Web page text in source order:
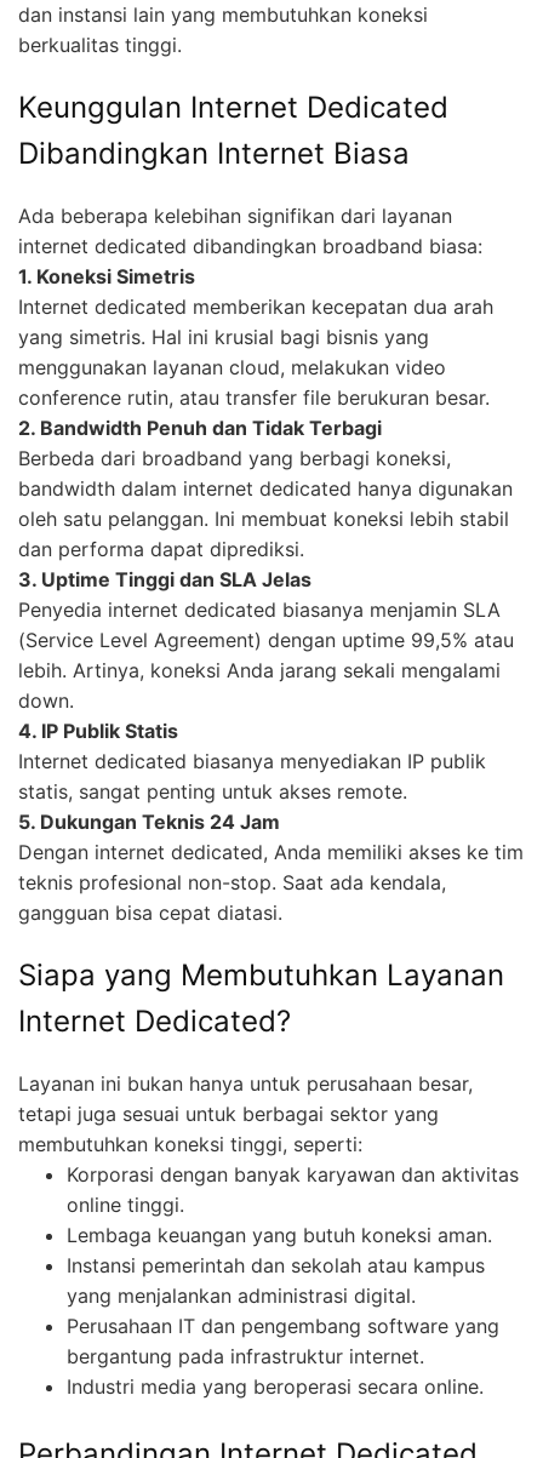
dan instansi lain yang membutuhkan koneksi
berkualitas tinggi.
Keunggulan Internet Dedicated
Dibandingkan Internet Biasa
Ada beberapa kelebihan signifikan dari layanan
internet dedicated dibandingkan broadband biasa:
1. Koneksi Simetris
Internet dedicated memberikan kecepatan dua arah
yang simetris. Hal ini krusial bagi bisnis yang
menggunakan layanan cloud, melakukan video
conference rutin, atau transfer file berukuran besar.
2. Bandwidth Penuh dan Tidak Terbagi
Berbeda dari broadband yang berbagi koneksi,
bandwidth dalam internet dedicated hanya digunakan
oleh satu pelanggan. Ini membuat koneksi lebih stabil
dan performa dapat diprediksi.
3. Uptime Tinggi dan SLA Jelas
Penyedia internet dedicated biasanya menjamin SLA
(Service Level Agreement) dengan uptime 99,5% atau
lebih. Artinya, koneksi Anda jarang sekali mengalami
down.
4. IP Publik Statis
Internet dedicated biasanya menyediakan IP publik
statis, sangat penting untuk akses remote.
5. Dukungan Teknis 24 Jam
Dengan internet dedicated, Anda memiliki akses ke tim
teknis profesional non-stop. Saat ada kendala,
gangguan bisa cepat diatasi.
Siapa yang Membutuhkan Layanan
Internet Dedicated?
Layanan ini bukan hanya untuk perusahaan besar,
tetapi juga sesuai untuk berbagai sektor yang
membutuhkan koneksi tinggi, seperti:
Korporasi dengan banyak karyawan dan aktivitas
online tinggi.
Lembaga keuangan yang butuh koneksi aman.
Instansi pemerintah dan sekolah atau kampus
yang menjalankan administrasi digital.
Perusahaan IT dan pengembang software yang
bergantung pada infrastruktur internet.
Industri media yang beroperasi secara online.